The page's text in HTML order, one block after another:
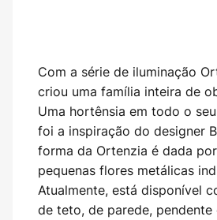
Com a série de iluminação
criou uma família inteira de
Uma hortênsia em todo o
foi a inspiração do designer
forma da Ortenzia é dada
pequenas flores metálicas
Atualmente, está disponível
de teto, de parede, pendente